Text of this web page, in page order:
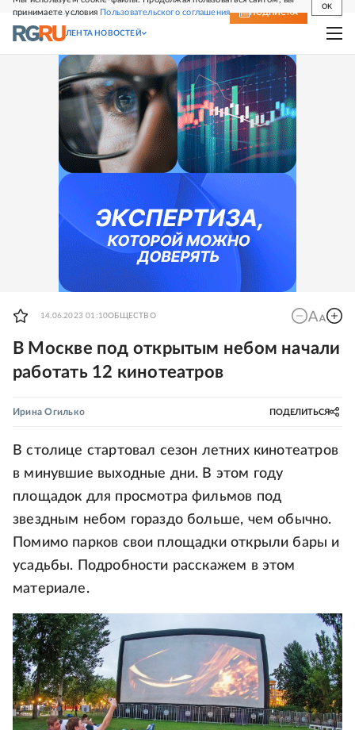
принимаете условия Пользовательского соглашения
OK
СВЕЖИЙ НОМЕР ПОДПИСКА
ЛЕНТА НОВОСТЕЙ
14.06.2023 01:10ОБЩЕСТВО
В Москве под открытым небом начали
работать 12 кинотеатров
Ирина Огилько ПОДЕЛИТЬСЯ
В столице стартовал сезон летних кинотеатров
в минувшие выходные дни. В этом году
площадок для просмотра фильмов под
звездным небом гораздо больше, чем обычно.
Помимо парков свои площадки открыли бары и
усадьбы. Подробности расскажем в этом
материале.